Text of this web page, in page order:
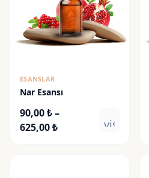
ESANSLAR
Nar Esansı
90,00₺–
625,00₺Fiyat
visibility